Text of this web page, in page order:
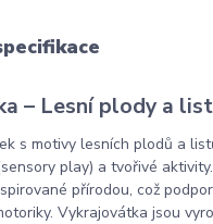
– Lesní plody a
s motivy lesních plodů a
play) a tvořivé
přírodou, což
Vykrajovátka jsou